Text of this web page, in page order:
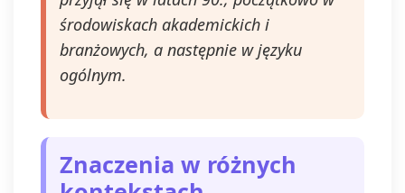
środowiskach akademickich i
branżowych, a następnie w języku
ogólnym.
Znaczenia w różnych